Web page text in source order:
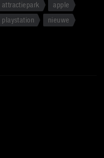
attractiepark
apple
playstation
nieuwe